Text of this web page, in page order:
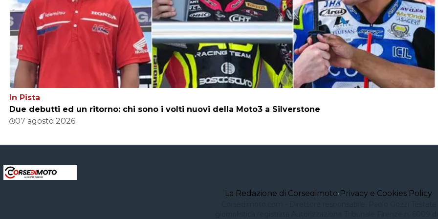
In Pista
Due debutti ed un ritorno: chi sono i volti nuovi della Moto3 a Silverstone
07 agosto 2026
La Redazione di Corsedimoto•Privacy e Cookies Policy